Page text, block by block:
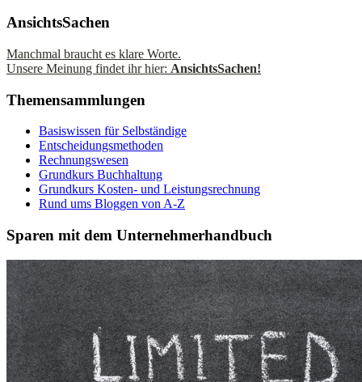
AnsichtsSachen
Manchmal braucht es klare Worte.
Unsere Meinung findet ihr hier: AnsichtsSachen!
Themensammlungen
Basiswissen für Selbständige
Entscheidungsmethoden
Rechnungswesen
Grundkurs Buchhaltung
Grundkurs Kosten- und Leistungsrechnung
Rund ums Bloggen von A-Z
Sparen mit dem Unternehmerhandbuch